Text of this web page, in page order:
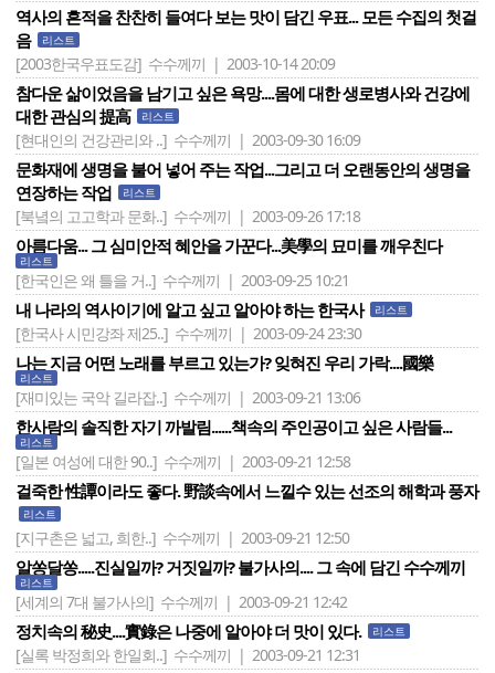
역사의 흔적을 찬찬히 들여다 보는 맛이 담긴 우표... 모든 수집의 첫걸
음
리스트
[2003한국우표도감] 수수께끼 | 2003-10-14 20:09
참다운 삶이었음을 남기고 싶은 욕망....몸에 대한 생로병사와 건강에
대한 관심의 提高
리스트
[현대인의 건강관리와 ..] 수수께끼 | 2003-09-30 16:09
문화재에 생명을 불어 넣어 주는 작업...그리고 더 오랜동안의 생명을
연장하는 작업
리스트
[북녘의 고고학과 문화..] 수수께끼 | 2003-09-26 17:18
아름다움... 그 심미안적 혜안을 가꾼다...美學의 묘미를 깨우친다
리스트
[한국인은 왜 틀을 거..] 수수께끼 | 2003-09-25 10:21
내 나라의 역사이기에 알고 싶고 알아야 하는 한국사 리스트
[한국사 시민강좌 제25..] 수수께끼 | 2003-09-24 23:30
나는 지금 어떤 노래를 부르고 있는가? 잊혀진 우리 가락....國樂
리스트
[재미있는 국악 길라잡..] 수수께끼 | 2003-09-21 13:06
한사람의 솔직한 자기 까발림......책속의 주인공이고 싶은 사람들...
리스트
[일본 여성에 대한 90..] 수수께끼 | 2003-09-21 12:58
걸죽한 性譚이라도 좋다. 野談속에서 느낄수 있는 선조의 해학과 풍자
리스트
[지구촌은 넓고, 희한..] 수수께끼 | 2003-09-21 12:50
알쏭달쏭.....진실일까? 거짓일까? 불가사의.... 그 속에 담긴 수수께끼
리스트
[세계의 7대 불가사의] 수수께끼 | 2003-09-21 12:42
정치속의 秘史....實錄은 나중에 알아야 더 맛이 있다. 리스트
[실록 박정희와 한일회..] 수수께끼 | 2003-09-21 12:31